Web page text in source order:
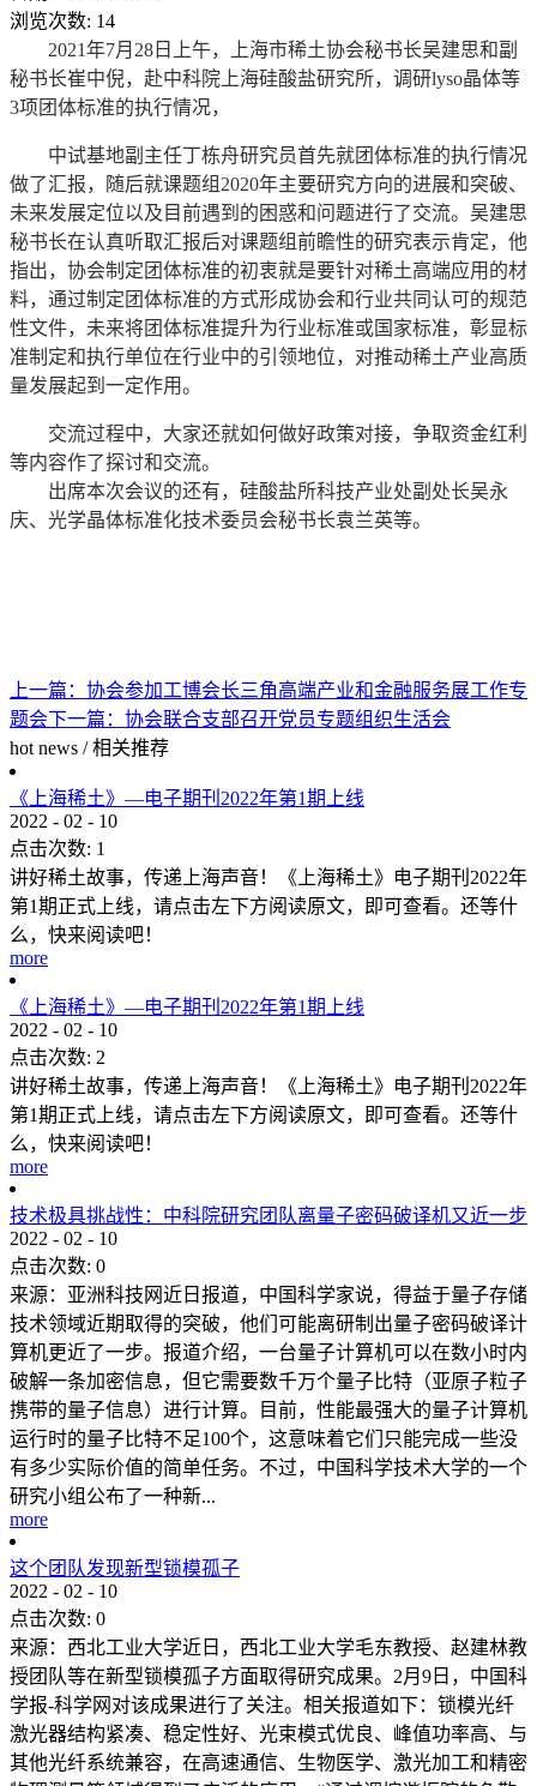
浏览次数: 14
2021年7月28日上午，上海市稀土协会秘书长吴建思和副
秘书长崔中倪，赴中科院上海硅酸盐研究所，调研lyso晶体等
3项团体标准的执行情况，
中试基地副主任丁栋舟研究员首先就团体标准的执行情况
做了汇报，随后就课题组2020年主要研究方向的进展和突破、
未来发展定位以及目前遇到的困惑和问题进行了交流。吴建思
秘书长在认真听取汇报后对课题组前瞻性的研究表示肯定，他
指出，协会制定团体标准的初衷就是要针对稀土高端应用的材
料，通过制定团体标准的方式形成协会和行业共同认可的规范
性文件，未来将团体标准提升为行业标准或国家标准，彰显标
准制定和执行单位在行业中的引领地位，对推动稀土产业高质
量发展起到一定作用。
交流过程中，大家还就如何做好政策对接，争取资金红利
等内容作了探讨和交流。
出席本次会议的还有，硅酸盐所科技产业处副处长吴永
庆、光学晶体标准化技术委员会秘书长袁兰英等。
上一篇： 协会参加工博会长三角高端产业和金融服务展工作专
题会下一篇： 协会联合支部召开党员专题组织生活会
hot news / 相关推荐
《上海稀土》—电子期刊2022年第1期上线
2022 - 02 - 10
点击次数: 1
讲好稀土故事，传递上海声音！《上海稀土》电子期刊2022年
第1期正式上线，请点击左下方阅读原文，即可查看。还等什
么，快来阅读吧！
more
《上海稀土》—电子期刊2022年第1期上线
2022 - 02 - 10
点击次数: 2
讲好稀土故事，传递上海声音！《上海稀土》电子期刊2022年
第1期正式上线，请点击左下方阅读原文，即可查看。还等什
么，快来阅读吧！
more
技术极具挑战性：中科院研究团队离量子密码破译机又近一步
2022 - 02 - 10
点击次数: 0
来源：亚洲科技网近日报道，中国科学家说，得益于量子存储
技术领域近期取得的突破，他们可能离研制出量子密码破译计
算机更近了一步。报道介绍，一台量子计算机可以在数小时内
破解一条加密信息，但它需要数千万个量子比特（亚原子粒子
携带的量子信息）进行计算。目前，性能最强大的量子计算机
运行时的量子比特不足100个，这意味着它们只能完成一些没
有多少实际价值的简单任务。不过，中国科学技术大学的一个
研究小组公布了一种新...
more
这个团队发现新型锁模孤子
2022 - 02 - 10
点击次数: 0
来源：西北工业大学近日，西北工业大学毛东教授、赵建林教
授团队等在新型锁模孤子方面取得研究成果。2月9日，中国科
学报-科学网对该成果进行了关注。相关报道如下：锁模光纤
激光器结构紧凑、稳定性好、光束模式优良、峰值功率高、与
其他光纤系统兼容，在高速通信、生物医学、激光加工和精密